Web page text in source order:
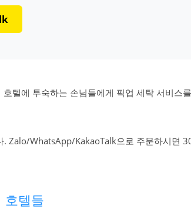
호텔에 투숙하는 손님들에게 픽업 세탁 서비스를
. Zalo/WhatsApp/KakaoTalk으로 주문하시면
호텔들